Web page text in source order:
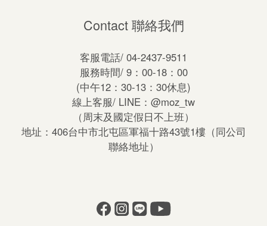
Contact 聯絡我們
客服電話/ 04-2437-9511
服務時間/ 9：00-18：00
(中午12：30-13：30休息)
線上客服/ LINE： @moz_tw
（周末及國定假日不上班）
地址：406台中市北屯區軍福十路43號1樓（同公司
聯絡地址）